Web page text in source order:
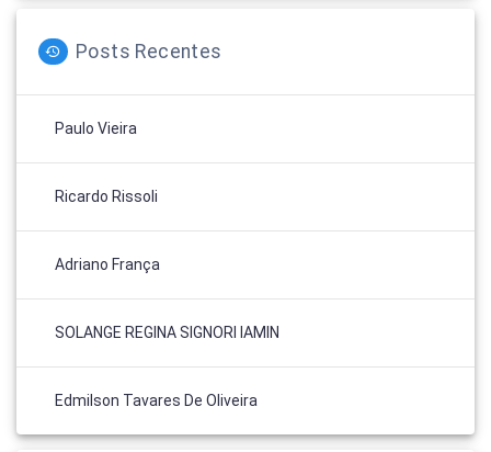
Posts Recentes
Paulo Vieira
Ricardo Rissoli
Adriano França
SOLANGE REGINA SIGNORI IAMIN
Edmilson Tavares De Oliveira